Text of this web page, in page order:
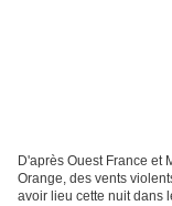
D'après Ouest France et
Orange, des vents
avoir lieu cette nuit dans